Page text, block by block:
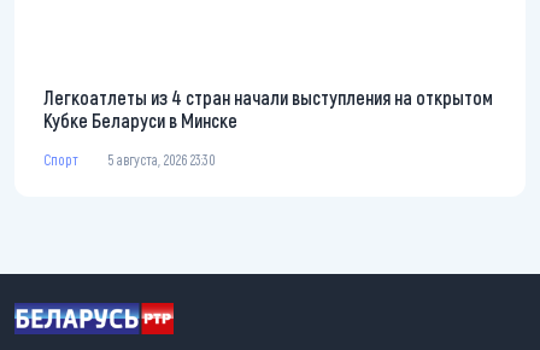
Легкоатлеты из 4 стран начали выступления на открытом
Кубке Беларуси в Минске
Спорт 5 августа, 2026 23:30